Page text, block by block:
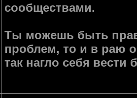
сообществами.
Ты можешь быть прав
проблем, то и в раю
так нагло себя вести